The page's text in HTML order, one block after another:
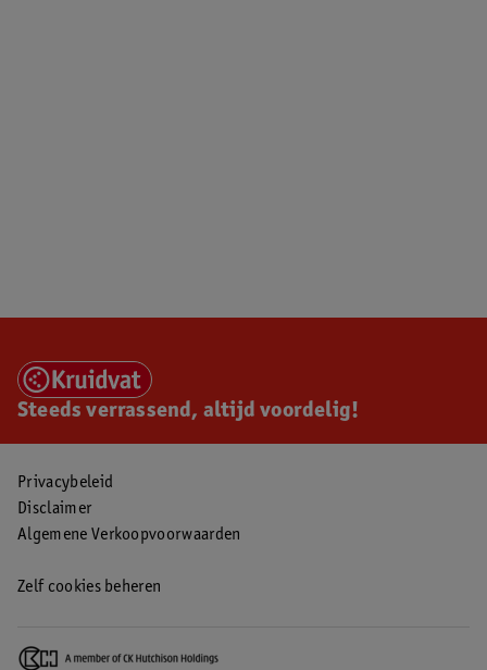
Steeds verrassend, altijd voordelig!
Privacybeleid
Disclaimer
Algemene Verkoopvoorwaarden
Zelf cookies beheren